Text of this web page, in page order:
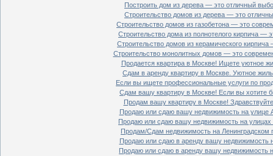
Построить дом из дерева — это отличный
Строительство домов из дерева — это
Строительство домов из газобетона — это
Строительство дома из полнотелого кирпича —
Строительство домов из керамического
Строительство монолитных домов — это
Продается квартира в Москве! Ищете уютное
Сдам в аренду квартиру в Москве. Уютное
Если вы ищете профессиональные услуги по
Сдам вашу квартиру в Москве! Если вы хотите
Продам вашу квартиру в Москве!
Продаю или сдаю вашу недвижимость на улице
Продаю или сдаю вашу недвижимость на
Продам/Сдам недвижимость на Ленинградском
Продаю или сдаю в аренду вашу недвижимость
Продаю или сдаю в аренду вашу недвижимость